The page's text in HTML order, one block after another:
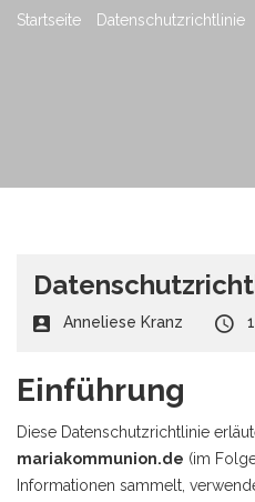
Startseite Datenschutzrichtlinie
Anneliese Kranz
Einführung
Diese Datenschutzrichtlinie
mariakommunion.de (im
Informationen sammelt,